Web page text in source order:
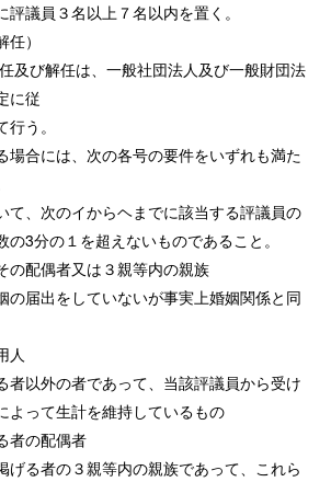
議員３名以上７名以内を置く。
）
及び解任は、一般社団法人及び一般財団法
に従
う。
合には、次の各号の要件をいずれも満た
て、次のイからヘまでに該当する評議員の
3分の１を超えないものであること。
配偶者又は３親等内の親族
届出をしていないが事実上婚姻関係と同
人
以外の者であって、当該評議員から受け
よって生計を維持しているもの
者の配偶者
る者の３親等内の親族であって、これら